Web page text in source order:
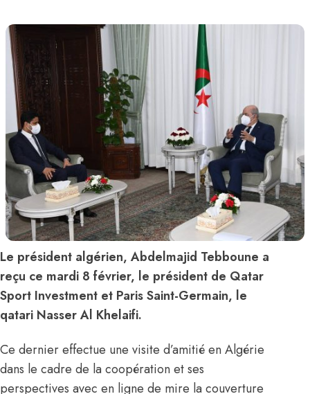
Le président algérien, Abdelmajid Tebboune a
reçu ce mardi 8 février, le président de Qatar
Sport Investment et Paris Saint-Germain, le
qatari Nasser Al Khelaifi.
Ce dernier effectue une visite d’amitié en Algérie
dans le cadre de la coopération et ses
perspectives avec en ligne de mire la couverture